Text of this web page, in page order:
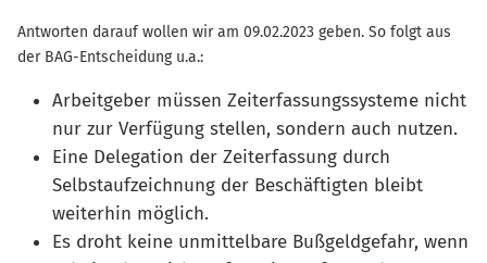
Antworten darauf wollen wir am 09.02.2023 geben. So folgt aus
der BAG-Entscheidung u.a.:
Arbeitgeber müssen Zeiterfassungssysteme nicht
nur zur Verfügung stellen, sondern auch nutzen.
Eine Delegation der Zeiterfassung durch
Selbstaufzeichnung der Beschäftigten bleibt
weiterhin möglich.
Es droht keine unmittelbare Bußgeldgefahr, wenn